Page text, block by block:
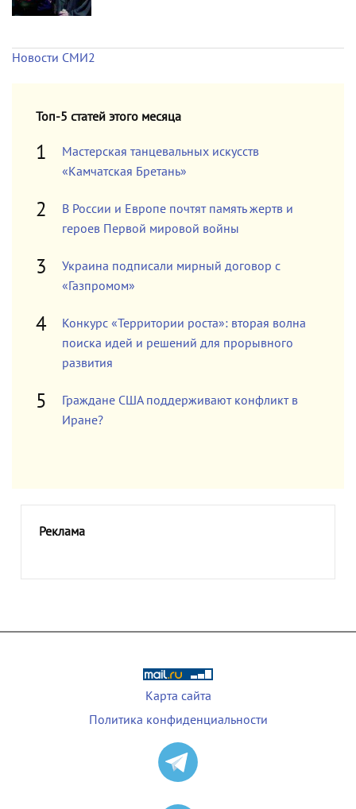
Новости СМИ2
Топ-5 статей этого месяца
Мастерская танцевальных искусств
«Камчатская Бретань»
В России и Европе почтят память жертв и
героев Первой мировой войны
Украина подписали мирный договор с
«Газпромом»
Конкурс «Территории роста»: вторая волна
поиска идей и решений для прорывного
развития
Граждане США поддерживают конфликт в
Иране?
Реклама
Карта сайта
Политика конфиденциальности